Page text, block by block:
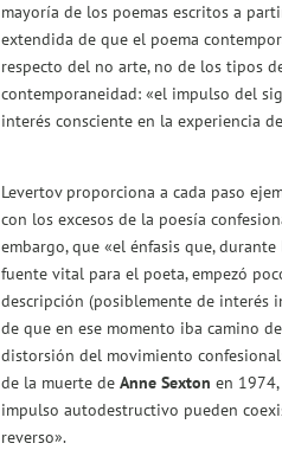
mayoría de los poemas escritos a
extendida de que el poema
respecto del no arte, no de los tipos
contemporaneidad: «el impulso del
interés consciente en la experiencia
Levertov proporciona a cada paso
con los excesos de la poesía
embargo, que «el énfasis que,
fuente vital para el poeta, empezó
descripción (posiblemente de interés
de que en ese momento iba camino
distorsión del movimiento
de la muerte de Anne Sexton en 1974,
impulso autodestructivo pueden
reverso».